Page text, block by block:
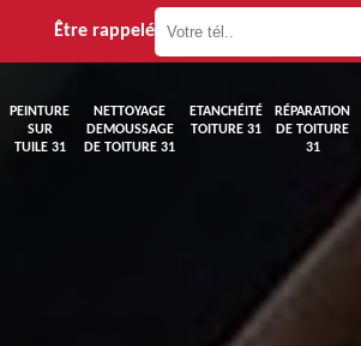
Être rappelé
PEINTURE
SUR
TUILE 31
NETTOYAGE
DEMOUSSAGE
DE TOITURE 31
ETANCHÉITÉ
TOITURE 31
RÉPARATION
DE TOITURE
31